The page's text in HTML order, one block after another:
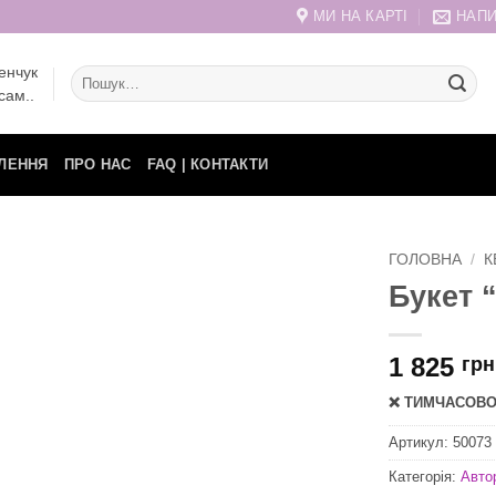
МИ НА КАРТІ
Шукати:
ПРО НАС FAQ | КОНТАКТИ
ГОЛОВНА /
Букет
1 825 грн
❌ ТИМЧАСОВО
Артикул: 50073
Категорія: